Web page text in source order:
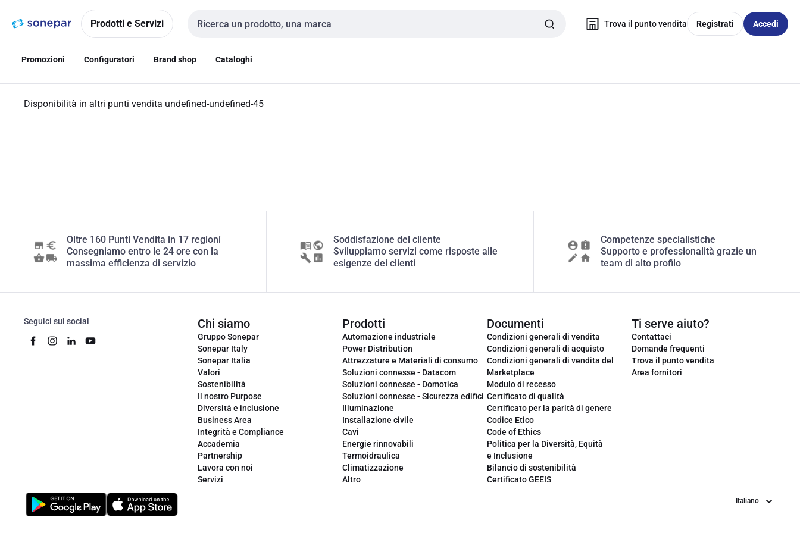
navigazionealla
Prodotti e Servizi
Cerca input
Trova il punto vendita Registrati Accedi
Promozioni Configuratori Brand shop Cataloghi
Disponibilità in altri punti vendita undefined-undefined-45
Oltre 160 Punti Vendita in 17 regioni
Consegniamo entro le 24 ore con la
massima efficienza di servizio
Soddisfazione del cliente
Sviluppiamo servizi come risposte alle
esigenze dei clienti
Competenze specialistiche
Supporto e professionalità grazie un
team di alto profilo
Seguici sui social Chi siamo
Gruppo Sonepar
Sonepar Italy
Sonepar Italia
Valori
Sostenibilità
Il nostro Purpose
Diversità e inclusione
Business Area
Integrità e Compliance
Accademia
Partnership
Lavora con noi
Servizi
Prodotti
Automazione industriale
Power Distribution
Attrezzature e Materiali di consumo
Soluzioni connesse - Datacom
Soluzioni connesse - Domotica
Soluzioni connesse - Sicurezza edifici
Illuminazione
Installazione civile
Cavi
Energie rinnovabili
Termoidraulica
Climatizzazione
Altro
Documenti
Condizioni generali di vendita
Condizioni generali di acquisto
Condizioni generali di vendita del
Marketplace
Modulo di recesso
Certificato di qualità
Certificato per la parità di genere
Codice Etico
Code of Ethics
Politica per la Diversità, Equità
e Inclusione
Bilancio di sostenibilità
Certificato GEEIS
Ti serve aiuto?
Contattaci
Domande frequenti
Trova il punto vendita
Area fornitori
Lingua